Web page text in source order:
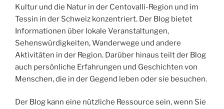
Kultur und die Natur in der Centovalli-Region und im
Tessin in der Schweiz konzentriert. Der Blog bietet
Informationen über lokale Veranstaltungen,
Sehenswürdigkeiten, Wanderwege und andere
Aktivitäten in der Region. Darüber hinaus teilt der Blog
auch persönliche Erfahrungen und Geschichten von
Menschen, die in der Gegend leben oder sie besuchen.
Der Blog kann eine nützliche Ressource sein, wenn Sie